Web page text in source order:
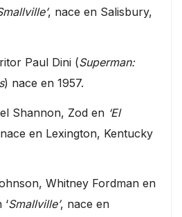
, nace en Salisbury,
Paul Dini (Superman:
) nace en 1957.
Shannon, Zod en ‘El
en Lexington, Kentucky
Whitney Fordman en
Smallville’, nace en